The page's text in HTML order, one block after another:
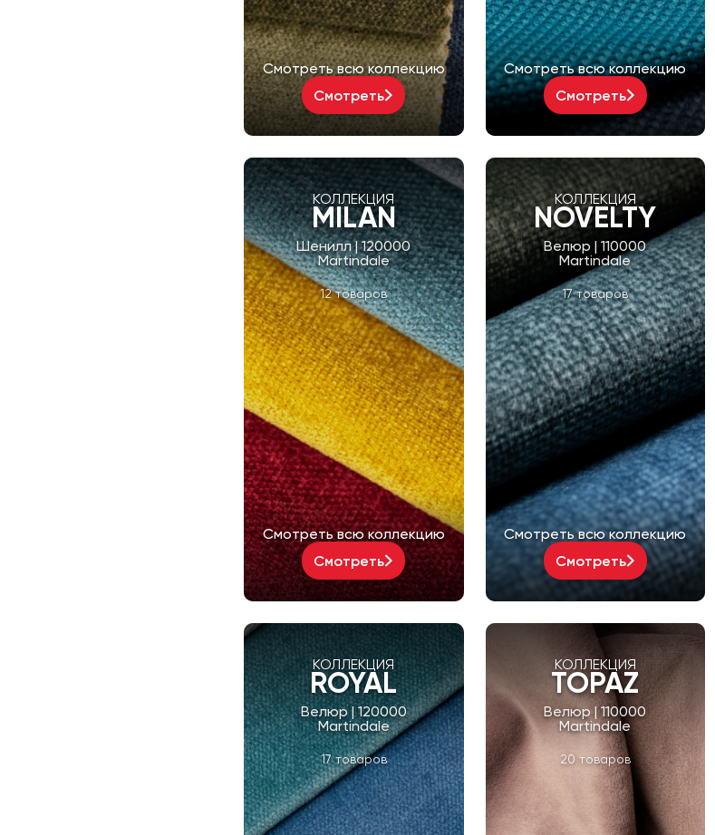
Смотреть всю коллекцию
Смотреть
Смотреть всю коллекцию
Смотреть
КОЛЛЕКЦИЯ
MILAN
Шенилл | 120000
Martindale
12 товаров
Смотреть всю коллекцию
Смотреть
КОЛЛЕКЦИЯ
NOVELTY
Велюр | 110000
Martindale
17 товаров
Смотреть всю коллекцию
Смотреть
КОЛЛЕКЦИЯ
ROYAL
Велюр | 120000
Martindale
17 товаров
КОЛЛЕКЦИЯ
TOPAZ
Велюр | 110000
Martindale
20 товаров